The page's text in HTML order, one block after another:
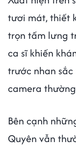
tươi mát, thiết
trọn tấm lưng
ca sĩ khiến
trước nhan
camera
Bên cạnh
Quyên vẫn